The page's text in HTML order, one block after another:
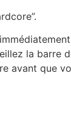
la barre
avant que